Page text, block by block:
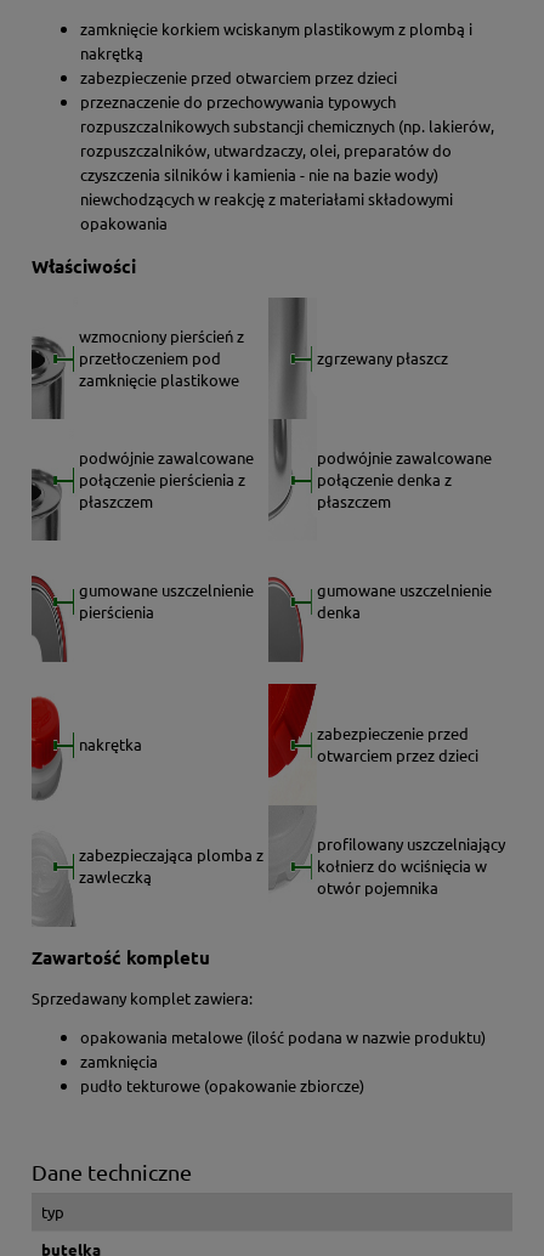
zamknięcie korkiem wciskanym plastikowym z plombą i
nakrętką
zabezpieczenie przed otwarciem przez dzieci
przeznaczenie do przechowywania typowych
rozpuszczalnikowych substancji chemicznych (np. lakierów,
rozpuszczalników, utwardzaczy, olei, preparatów do
czyszczenia silników i kamienia - nie na bazie wody)
niewchodzących w reakcję z materiałami składowymi
opakowania
Właściwości
wzmocniony pierścień z
przetłoczeniem pod
zamknięcie plastikowe
zgrzewany płaszcz
podwójnie zawalcowane
połączenie pierścienia z
płaszczem
podwójnie zawalcowane
połączenie denka z
płaszczem
gumowane uszczelnienie
pierścienia
gumowane uszczelnienie
denka
nakrętka
zabezpieczenie przed
otwarciem przez dzieci
zabezpieczająca plomba z
zawleczką
profilowany uszczelniający
kołnierz do wciśnięcia w
otwór pojemnika
Zawartość kompletu
Sprzedawany komplet zawiera:
opakowania metalowe (ilość podana w nazwie produktu)
zamknięcia
pudło tekturowe (opakowanie zbiorcze)
Dane techniczne
typ
butelka